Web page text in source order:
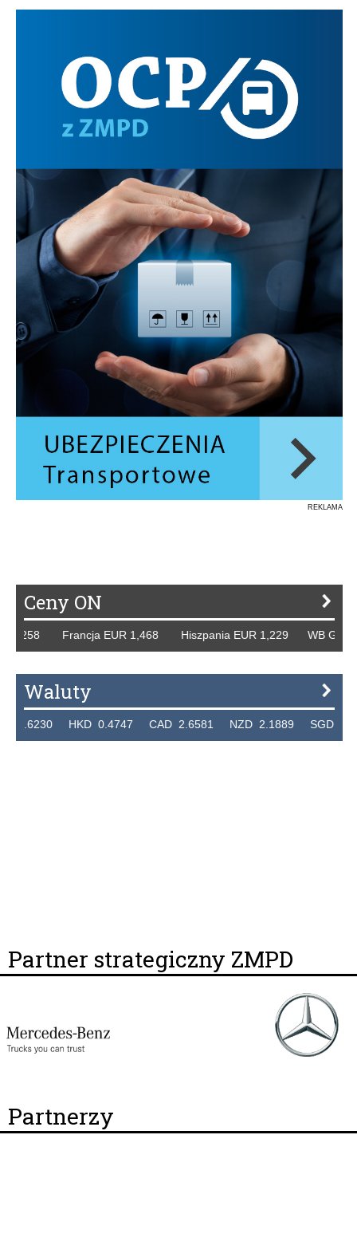
REKLAMA
Ceny ON
Francja EUR 1,468 Hiszpania EUR 1,229 WB GBP
Waluty
HKD 0.4747 CAD 2.6581 NZD 2.1889 SGD
Partner strategiczny ZMPD
Partnerzy